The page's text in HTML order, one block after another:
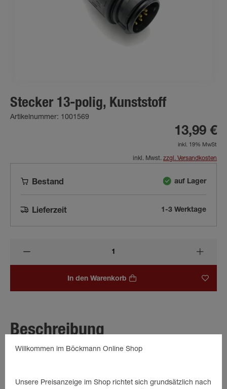
Stecker 13-polig, Kunststoff
Artikelnummer: 1001569
13,99 €
inkl. 19% MwSt
inkl. Mwst. zzgl. Versandkosten
Bestand auf Lager
Lieferzeit 1-3 Werktage
In den Warenkorb
Beschreibung
Schwarzer 13-poliger Kunststoff-Stecker mit Böckmann-Logo.
Willkommen im Böckmann Online Shop
Unsere Preisanzeige im Shop richtet sich grundsätzlich nach